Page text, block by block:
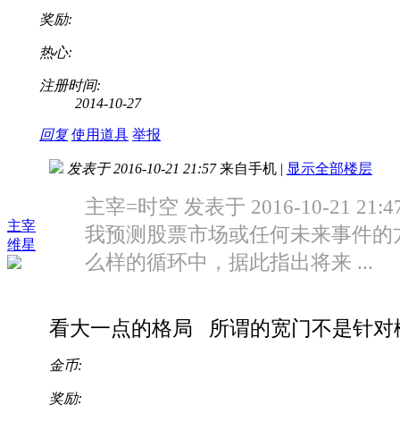
奖励:
热心:
注册时间:
2014-10-27
回复 使用道具 举报
主宰
维星
发表于 2016-10-21 21:57 来自手机 | 显示全部楼层
主宰=时空 发表于 2016-10-21
我预测股票市场或任何未来事件
么样的循环中，据此指出将来 ...
看大一点的格局 所谓的宽门不是针
金币:
奖励: